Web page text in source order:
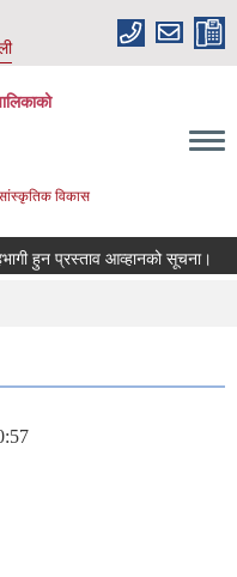
विकास
हुन प्रस्ताव आव्हानको सूचना।